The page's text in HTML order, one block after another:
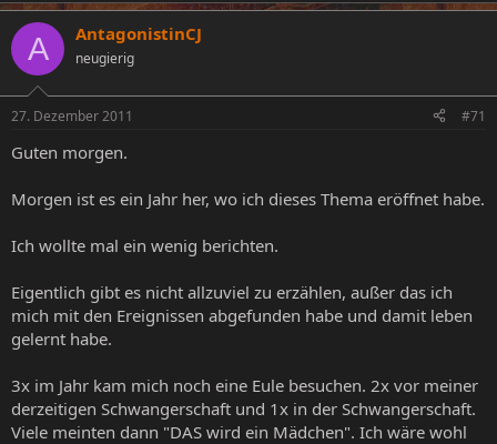
A AntagonistinCJ
neugierig
27. Dezember 2011 #71
Guten morgen.
Morgen ist es ein Jahr her, wo ich dieses Thema eröffnet habe.
Ich wollte mal ein wenig berichten.
Eigentlich gibt es nicht allzuviel zu erzählen, außer das ich
mich mit den Ereignissen abgefunden habe und damit leben
gelernt habe.
3x im Jahr kam mich noch eine Eule besuchen. 2x vor meiner
derzeitigen Schwangerschaft und 1x in der Schwangerschaft.
Viele meinten dann "DAS wird ein Mädchen". Ich wäre wohl